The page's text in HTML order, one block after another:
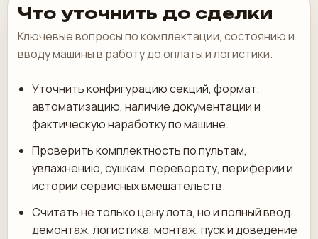
Что уточнить до сделки
Ключевые вопросы по комплектации, состоянию и
вводу машины в работу до оплаты и логистики.
Уточнить конфигурацию секций, формат,
автоматизацию, наличие документации и
фактическую наработку по машине.
Проверить комплектность по пультам,
увлажнению, сушкам, перевороту, периферии и
истории сервисных вмешательств.
Считать не только цену лота, но и полный ввод:
демонтаж, логистика, монтаж, пуск и доведение